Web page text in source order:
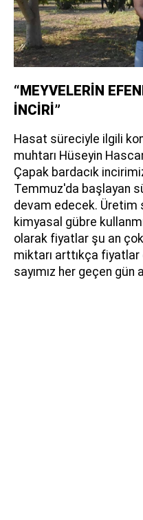
“MEYVELERİN
İNCİRİ”
Hasat süreciyle ilgili
muhtarı Hüseyin
Çapak bardacık
Temmuz'da başlayan
devam edecek.
kimyasal gübre
olarak fiyatlar şu an
miktarı arttıkça
sayımız her geçen gün